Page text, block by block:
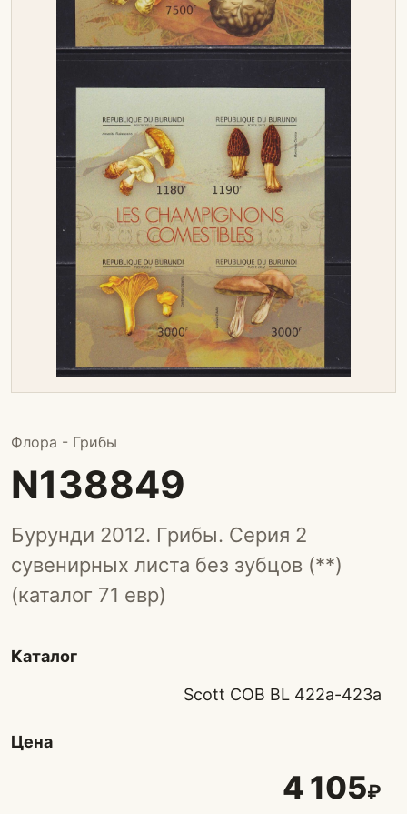
Флора - Грибы
N138849
Бурунди 2012. Грибы. Серия 2
сувенирных листа без зубцов (**)
(каталог 71 евр)
Каталог
Scott COB BL 422а-423а
Цена
4 105₽